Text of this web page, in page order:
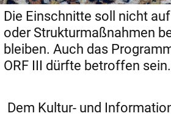
Die Einschnitte soll nicht
oder Strukturmaßnahmen
bleiben. Auch das
ORF III dürfte betroffen sein.
Dem Kultur- und